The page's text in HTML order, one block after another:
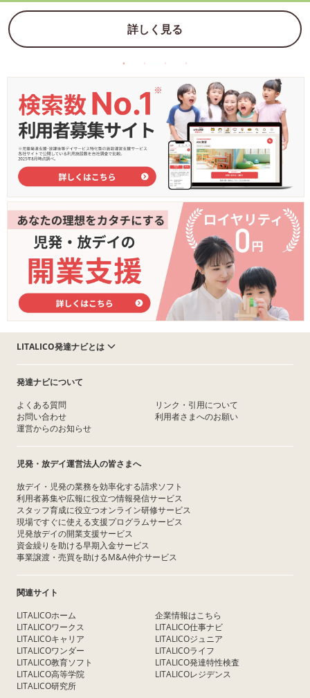
詳しく見る
LITALICO発達ナビとは
発達ナビについて
よくある質問
お問い合わせ
運営からのお知らせ
リンク・引用について
利用者さまへのお願い
児発・放デイ運営法人の皆さまへ
放デイ・児発の業務を効率化する請求ソフト
利用者募集や広報に役立つ情報発信サービス
スタッフ育成に役立つオンライン研修サービス
現場ですぐに使える支援プログラムサービス
児発放デイの開業支援サービス
資金繰りを助ける早期入金サービス
事業譲渡・売買を助けるM&A仲介サービス
関連サイト
LITALICOホーム
LITALICOワークス
LITALICOキャリア
LITALICOワンダー
LITALICO教育ソフト
LITALICO高等学院
LITALICO研究所
企業情報はこちら
LITALICO仕事ナビ
LITALICOジュニア
LITALICOライフ
LITALICO発達特性検査
LITALICOレジデンス